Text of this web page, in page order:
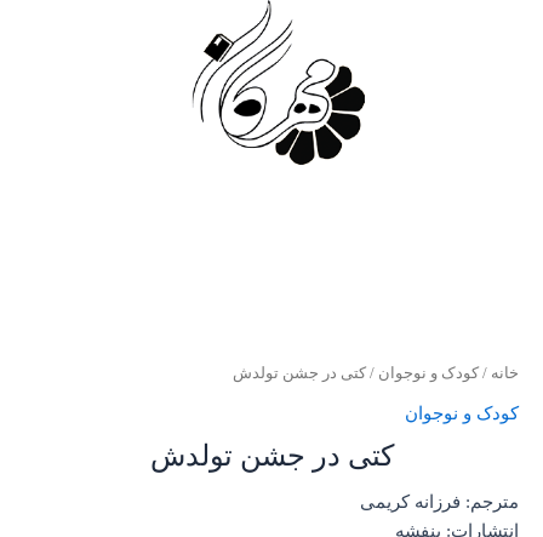
خانه / کودک و نوجوان / کتی در جشن تولدش
کودک و نوجوان
کتی در جشن تولدش
مترجم: فرزانه کریمی
انتشارات: بنفشه